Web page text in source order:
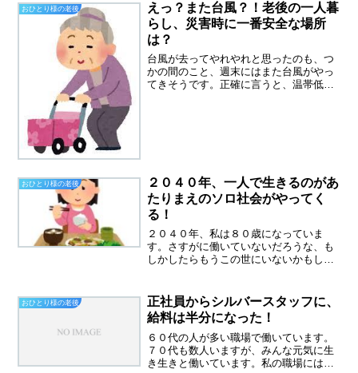
な人これは、もう性格なのでしょうか、
人それぞれ生き方は違いま...
おひとり様の老後
えっ？また台風？！老後の一人暮
らし、災害時に一番安全な場所
は？
台風が去ってやれやれと思ったのも、つ
かの間のこと、週末にはまた台風がやっ
てきそうです。正確に言うと、温帯低気
おひとり様の老後
２０４０年、一人で生きるのがあ
たりまえのソロ社会がやってく
る！
２０４０年、私は８０歳になっていま
す。さすがに働いていないだろうな、も
しかしたらもうこの世にいないかもしれ
容をわかりやすく説明してくれます。こ
んなに中身を暴露したら、本...
おひとり様の老後
正社員からシルバースタッフに、
給料は半分になった！
６０代の人が多い職場で働いています。
７０代も数人いますが、みんな元気に生
き生きと働いています。私の職場には定